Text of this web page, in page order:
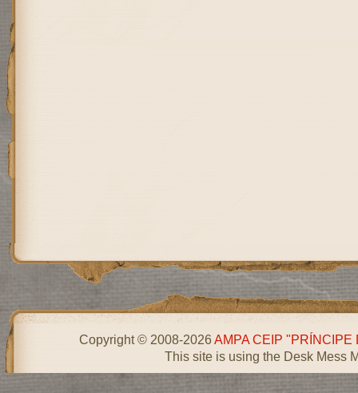
Copyright © 2008-2026AMPA CEIP "PRÍNCIPE
This site is using the Desk Mess